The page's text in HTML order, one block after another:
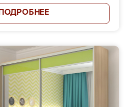
ПОДРОБНЕЕ